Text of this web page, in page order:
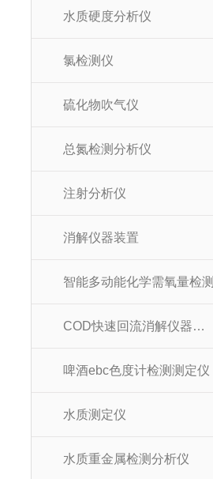
水质硬度分析仪
氯检测仪
硫化物吹气仪
总氮检测分析仪
注射分析仪
消解仪器装置
智能多动能化学需氧量检测
COD快速回流消解仪器装置
啤酒ebc色度计检测测定仪
水质测定仪
水质重金属检测分析仪